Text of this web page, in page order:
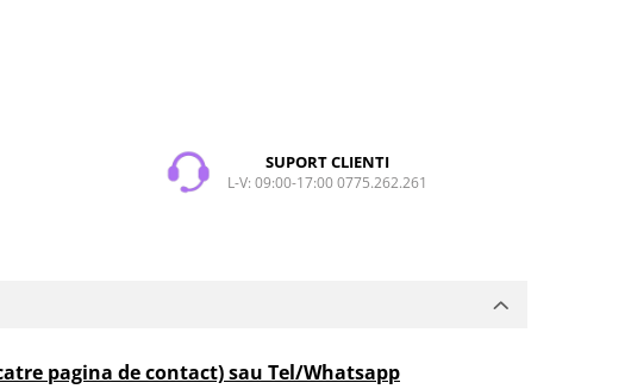
SUPORT CLIENTI
L-V: 09:00-17:00 0775.262.261
pagina de contact) sau Tel/Whatsapp